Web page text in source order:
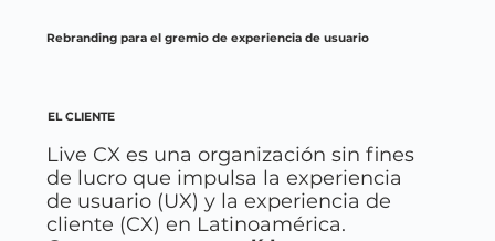
Rebranding para el gremio de experiencia de usuario
EL CLIENTE
Live CX es una organización sin fines
de lucro que impulsa la experiencia
de usuario (UX) y la experiencia de
cliente (CX) en Latinoamérica.